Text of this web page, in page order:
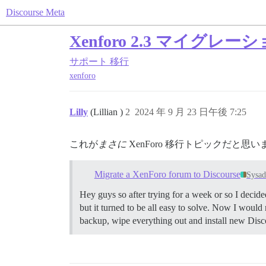
Discourse Meta
Xenforo 2.3 マイグレーシ
サポート 移行
xenforo
Lilly (Lillian ) 2024 年 9 月 23 日午後 7:25
2
これが まさに XenForo 移行トピックだと思い
Migrate a XenForo forum to Discourse
Hey guys so after trying for a week or so I
but it turned to be all easy to solve. Now I
backup, wipe everything out and install new